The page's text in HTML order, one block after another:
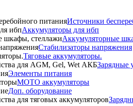
Источники
Аккумуляторы для ибп
Аккумуляторные
Стабилизаторы напряжения
Тяговые аккумуляторы.
Зарядные
Элементы питания
МОТО аккумуляторы
Доп. оборудование